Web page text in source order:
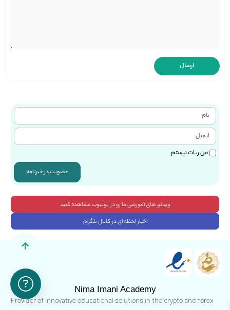
من ربات نیستم
عضویت در خبرنامه
ویدئو های آموزشی ما رو در یوتیوب مشاهده کنید
اخبار لحظه ای در کانال تلگرام
Nima Imani Academy
Provider of innovative educational solutions in the crypto and forex